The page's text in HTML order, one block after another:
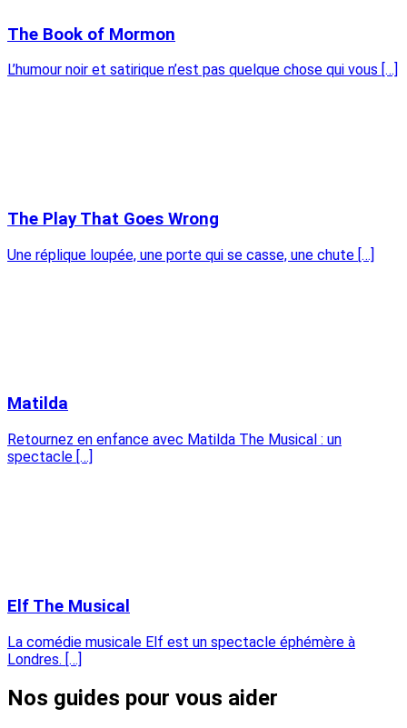
The Book of Mormon
L’humour noir et satirique n’est pas quelque chose qui vous […]
The Play That Goes Wrong
Une réplique loupée, une porte qui se casse, une chute […]
Matilda
Retournez en enfance avec Matilda The Musical : un
spectacle […]
Elf The Musical
La comédie musicale Elf est un spectacle éphémère à
Londres. […]
Nos guides pour vous aider